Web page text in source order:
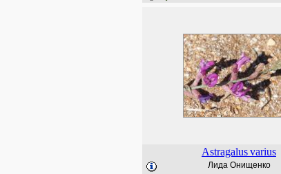
Astragalusvarius
Лида Онищенко